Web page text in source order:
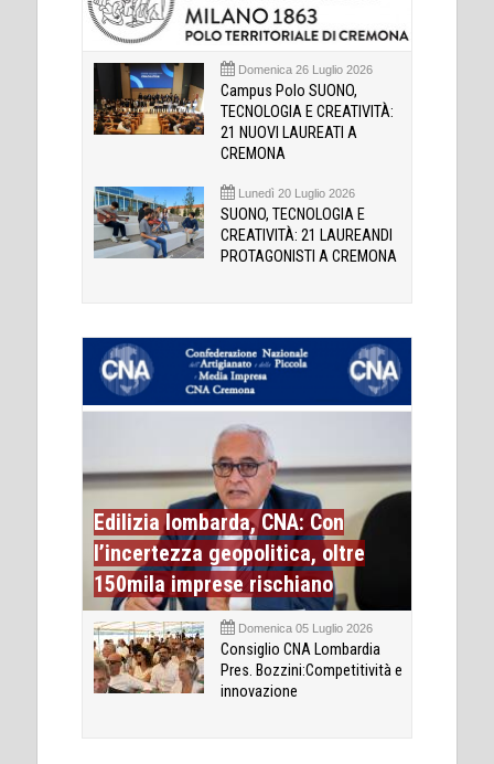
Domenica 26 Luglio 2026
Campus Polo SUONO,
TECNOLOGIA E CREATIVITÀ:
21 NUOVI LAUREATI A
CREMONA
Lunedì 20 Luglio 2026
SUONO, TECNOLOGIA E
CREATIVITÀ: 21 LAUREANDI
PROTAGONISTI A CREMONA
Edilizia lombarda, CNA: Con
l’incertezza geopolitica, oltre
150mila imprese rischiano
Domenica 05 Luglio 2026
Consiglio CNA Lombardia
Pres. Bozzini:Competitività e
innovazione